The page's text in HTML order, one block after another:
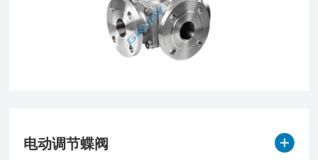
电动调节蝶阀